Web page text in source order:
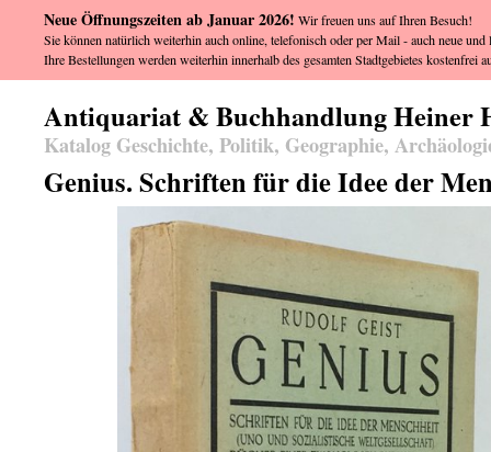
Antiquariat & Buchhandlung Heiner
Katalog Geschichte, Politik, Geographie,
Genius. Schriften für die Idee der
Neue Öffnungszeiten ab Januar 2026! Wir freuen uns auf Ihren Besuch!
Sie können natürlich weiterhin auch online, telefonisch oder per Mail - auch neue
Ihre Bestellungen werden weiterhin innerhalb des gesamten Stadtgebietes kostenfrei